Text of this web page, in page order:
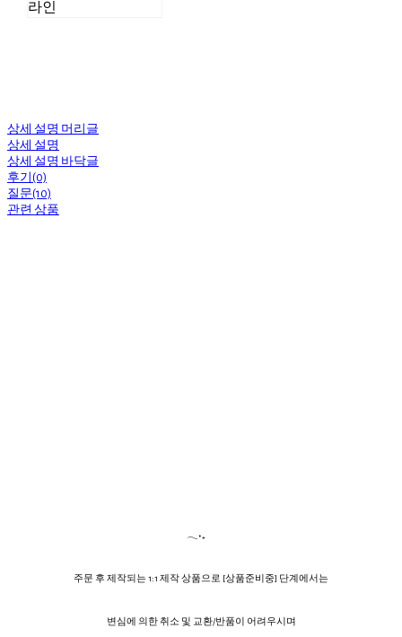
라인
상세 설명 머리글
상세 설명
상세 설명 바닥글
후기(0)
질문(10)
관련 상품
𓂃˖₊
주문 후 제작되는 1:1 제작 상품으로 [상품준비중] 단계에서는
변심에 의한 취소 및 교환/반품이 어려우시며